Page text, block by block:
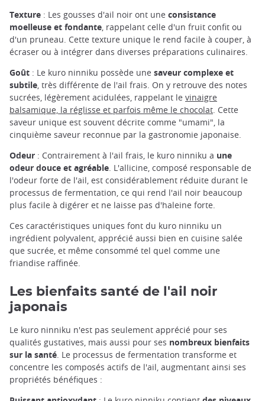
Texture : Les gousses d'ail noir ont une consistance
moelleuse et fondante, rappelant celle d'un fruit confit ou
d'un pruneau. Cette texture unique le rend facile à couper, à
écraser ou à intégrer dans diverses préparations culinaires.
Goût : Le kuro ninniku possède une saveur complexe et
subtile, très différente de l'ail frais. On y retrouve des notes
sucrées, légèrement acidulées, rappelant le vinaigre
balsamique, la réglisse et parfois même le chocolat. Cette
saveur unique est souvent décrite comme "umami", la
cinquième saveur reconnue par la gastronomie japonaise.
Odeur : Contrairement à l'ail frais, le kuro ninniku a une
odeur douce et agréable. L'allicine, composé responsable de
l'odeur forte de l'ail, est considérablement réduite durant le
processus de fermentation, ce qui rend l'ail noir beaucoup
plus facile à digérer et ne laisse pas d'haleine forte.
Ces caractéristiques uniques font du kuro ninniku un
ingrédient polyvalent, apprécié aussi bien en cuisine salée
que sucrée, et même consommé tel quel comme une
friandise raffinée.
Les bienfaits santé de l'ail noir
japonais
Le kuro ninniku n'est pas seulement apprécié pour ses
qualités gustatives, mais aussi pour ses nombreux bienfaits
sur la santé. Le processus de fermentation transforme et
concentre les composés actifs de l'ail, augmentant ainsi ses
propriétés bénéfiques :